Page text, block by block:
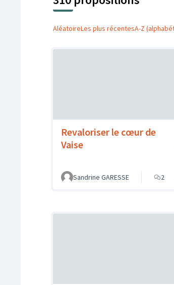
AléatoireLes plus récentesA-Z
Revaloriser le cœur de
Vaise
Sandrine GARESSE 2